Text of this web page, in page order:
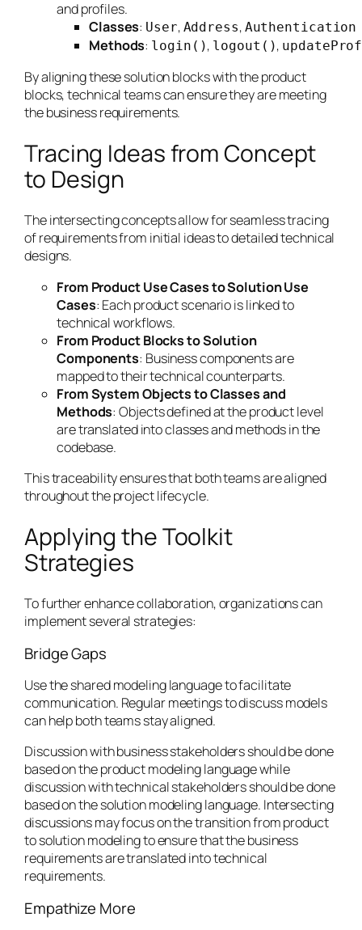
and profiles.
Classes: User, Address, Authentication
Methods: login(), logout(),
By aligning these solution blocks with the product
blocks, technical teams can ensure they are meeting
the business requirements.
Tracing Ideas from Concept
to Design
The intersecting concepts allow for seamless tracing
of requirements from initial ideas to detailed technical
designs.
From Product Use Cases to Solution Use
Cases: Each product scenario is linked to
technical workflows.
From Product Blocks to Solution
Components: Business components are
mapped to their technical counterparts.
From System Objects to Classes and
Methods: Objects defined at the product level
are translated into classes and methods in the
codebase.
This traceability ensures that both teams are aligned
throughout the project lifecycle.
Applying the Toolkit
Strategies
To further enhance collaboration, organizations can
implement several strategies:
Bridge Gaps
Use the shared modeling language to facilitate
communication. Regular meetings to discuss models
can help both teams stay aligned.
Discussion with business stakeholders should be done
based on the product modeling language while
discussion with technical stakeholders should be done
based on the solution modeling language. Intersecting
discussions may focus on the transition from product
to solution modeling to ensure that the business
requirements are translated into technical
requirements.
Empathize More